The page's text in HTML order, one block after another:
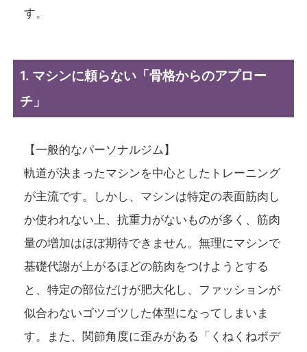
す。
1. マシンに頼らない「骨格からのアプロー
チ」
【一般的なパーソナルジム】
軌道が決まったマシンを中心としたトレーニング
が主流です。しかし、マシンは特定の表面筋肉し
か使われない上、抗重力がないものが多く、筋肉
量の増加はほぼ期待できません。無理にマシンで
基礎代謝が上がるほどの筋肉をつけようとする
と、特定の部位だけが肥大化し、ファッションが
似合わないゴツゴツした体型になってしまいま
す。また、関節角度に歪みがある「くねくねボデ